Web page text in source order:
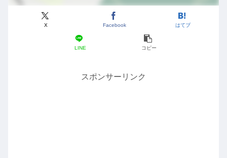
X Facebook はてブ
LINE コピー
スポンサーリンク